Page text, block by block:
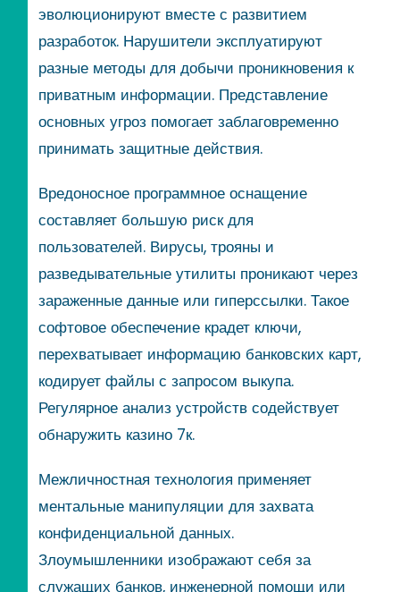
эволюционируют вместе с развитием
разработок. Нарушители эксплуатируют
разные методы для добычи проникновения к
приватным информации. Представление
основных угроз помогает заблаговременно
принимать защитные действия.
Вредоносное программное оснащение
составляет большую риск для
пользователей. Вирусы, трояны и
разведывательные утилиты проникают через
зараженные данные или гиперссылки. Такое
софтовое обеспечение крадет ключи,
перехватывает информацию банковских карт,
кодирует файлы с запросом выкупа.
Регулярное анализ устройств содействует
обнаружить казино 7к.
Межличностная технология применяет
ментальные манипуляции для захвата
конфиденциальной данных.
Злоумышленники изображают себя за
служащих банков, инженерной помощи или